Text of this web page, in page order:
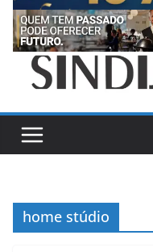
home stúdio